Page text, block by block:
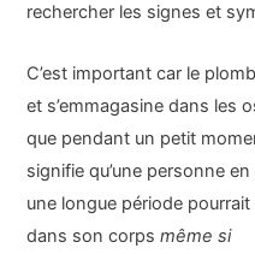
rechercher les signes et
C’est important car le
et s’emmagasine dans les
que pendant un petit
signifie qu’une personne
une longue période
dans son corpsmême si